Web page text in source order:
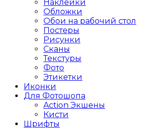
Наклейки
Обложки
Обои на рабочий стол
Постеры
Рисунки
Сканы
Текстуры
Фото
Этикетки
Иконки
Для Фотошопа
Action Экшены
Кисти
Шрифты